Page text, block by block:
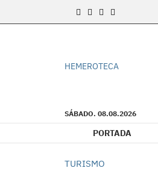
HEMEROTECA
SÁBADO. 08.08.2026
PORTADA
TURISMO